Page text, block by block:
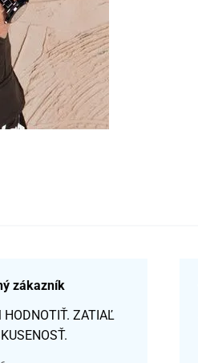
zákazník
HODNOTIŤ. ZATIAĽ